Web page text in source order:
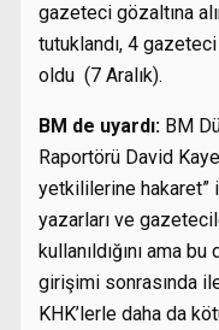
gazeteci gözaltına
tutuklandı, 4
oldu (7 Aralık).
BM de uyardı: BM
Raportörü David
yetkililerine hakaret”
yazarları ve
kullanıldığını ama
girişimi sonrasında
KHK’lerle daha da